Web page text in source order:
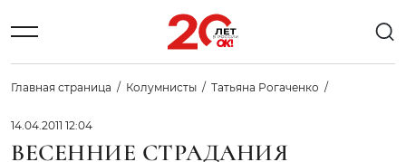
Главная страница Колумнисты Татьяна Рогаченко
14.04.2011 12:04
ВЕСЕННИЕ СТРАДАНИЯ